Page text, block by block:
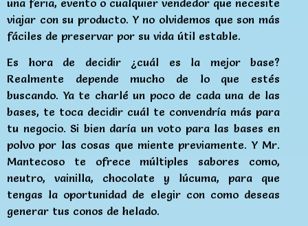
viajar con su producto. Y no olvidemos que son más
fáciles de preservar por su vida útil estable.
Es hora de decidir ¿cuál es la mejor base?
Realmente depende mucho de lo que estés
buscando. Ya te charlé un poco de cada una de las
bases, te toca decidir cuál te convendría más para
tu negocio. Si bien daría un voto para las bases en
polvo por las cosas que miente previamente. Y Mr.
Mantecoso te ofrece múltiples sabores como,
neutro, vainilla, chocolate y lúcuma, para que
tengas la oportunidad de elegir con como deseas
generar tus conos de helado.